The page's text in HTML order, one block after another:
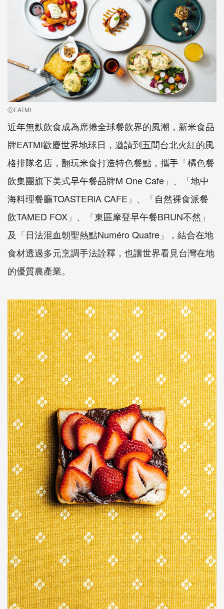
ⓒEATMI
近年無麩飲食成為席捲全球餐飲界的風潮，新米食品
牌EATMI歡慶世界地球日，邀請到五間台北火紅的風
格排隊名店，翻玩米食打造特色餐點，攜手「橘色餐
飲集團旗下美式早午餐品牌M One Cafe」、「地中
海料理餐廳TOASTERiA CAFE」、「自然裸食派餐
飲TAMED FOX」、「東區摩登早午餐BRUN不然」
及「日法混血朝聖熱點Numéro Quatre」，結合在地
食材透過多元烹調手法詮釋，也讓世界看見台灣在地
的優質農產業。